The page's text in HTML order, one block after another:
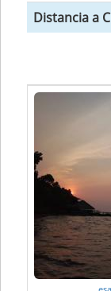
Distancia a